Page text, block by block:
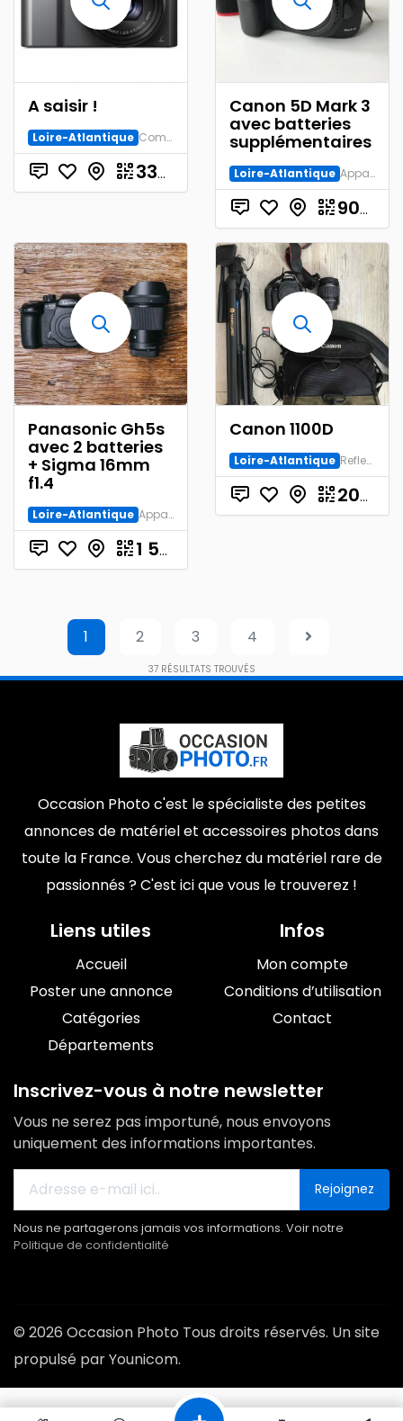
A saisir !
Loire-Atlantique Compacts
330.00
Canon 5D Mark 3
avec batteries
supplémentaires
Loire-Atlantique Appareil numérique
900.00
Panasonic Gh5s
avec 2 batteries
+ Sigma 16mm
f1.4
Loire-Atlantique Appareil numérique
1 500.00
Canon 1100D
Loire-Atlantique Reflex Numérique
200.00
1 2 3 4
37RÉSULTATS TROUVÉS
Occasion Photo c'est le spécialiste des petites
annonces de matériel et accessoires photos dans
toute la France. Vous cherchez du matériel rare de
passionnés ? C'est ici que vous le trouverez !
Liens utiles
Accueil
Poster une annonce
Catégories
Départements
Infos
Mon compte
Conditions d’utilisation
Contact
Inscrivez-vous à notre newsletter
Vous ne serez pas importuné, nous envoyons
uniquement des informations importantes.
Rejoignez
Nous ne partagerons jamais vos informations. Voir notre
Politique de confidentialité
© 2026 Occasion Photo Tous droits réservés. Un site
propulsé par Younicom.